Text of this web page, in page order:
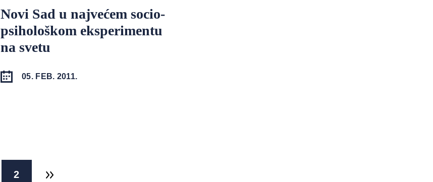
Novi Sad u najvećem socio-
psihološkom eksperimentu
na svetu
05. FEB. 2011.
2